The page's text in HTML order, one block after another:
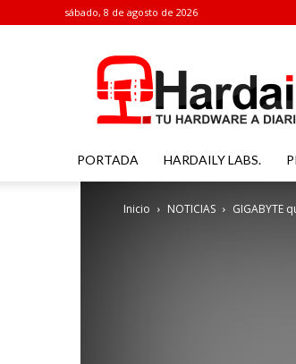
sábado, 8 de agosto de 2026
PORTADA HARDAILY LABS.
Inicio NOTICIAS GIGABYTE